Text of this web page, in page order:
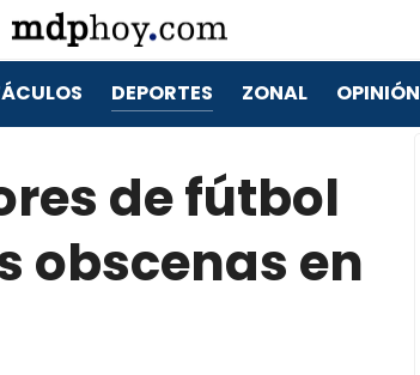
DEPORTES ZONAL OPINIÓN
de fútbol
obscenas en